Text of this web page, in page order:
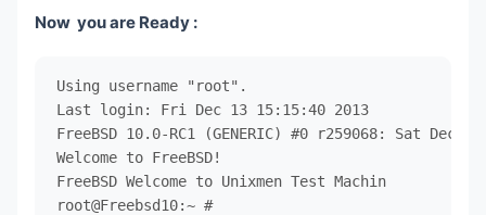
Now you are Ready :
Using username "root".
Last login: Fri Dec 13 15:15:40 2013
FreeBSD 10.0-RC1 (GENERIC) #0 r259068: Sat Dec 7
Welcome to FreeBSD!
FreeBSD Welcome to Unixmen Test Machin
root@Freebsd10:~ #